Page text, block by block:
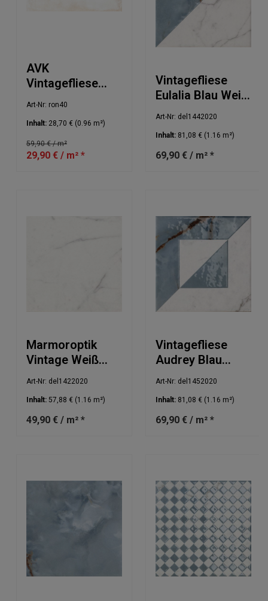
AVK
Vintagefliese
White 40x80cm
Art-Nr: ron40
Inhalt: 28,70 € (0.96 m²)
59,90 € / m²
29,90 € / m² *
Vintagefliese
Eulalia Blau Weiß
20x20cm
Art-Nr: del1442020
Inhalt: 81,08 € (1.16 m²)
69,90 € / m² *
Marmoroptik
Vintage Weiß
20x20cm
Art-Nr: del1422020
Inhalt: 57,88 € (1.16 m²)
49,90 € / m² *
Vintagefliese
Audrey Blau
Weiß 20x20cm
Art-Nr: del1452020
Inhalt: 81,08 € (1.16 m²)
69,90 € / m² *